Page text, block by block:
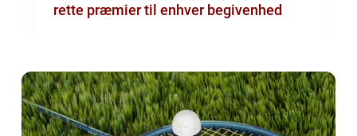
rette præmier til enhver begivenhed